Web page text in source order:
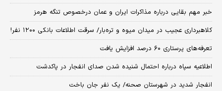
خبر مهم بقایی درباره مذاکرات ایران و عمان درخصوص تنگه هرمز
کلاهبرداری عجیب در میدان میوه و تره‌بار/ سرقت اطلاعات بانکی ۱۲۰۰ نفر!
تعرفه‌های پرستاری ۶۰ درصد افزایش یافت
اطلاعیه سپاه درباره احتمال شنیده شدن صدای انفجار در پاکدشت
انفجار شدید در شهرستان صحنه/ یک نفر جان باخت